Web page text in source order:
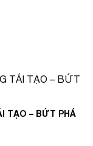
TẠO – BỨT PHÁ